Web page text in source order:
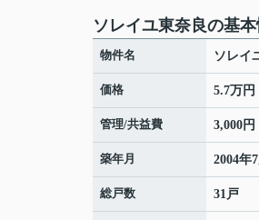
ソレイユ東奈良の基
物件名 ソレイ
価格 5.7万円
管理/共益費 3,000円
築年月 2004年
総戸数 31戸